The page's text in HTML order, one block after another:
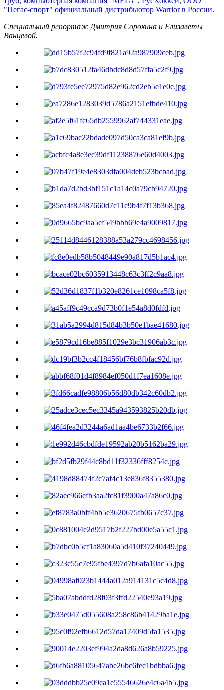
"Пегас-спорт" официальный дистрибьютор Warrior в России.
Специальный репортаж Дмитрия Сорокина и Елизаветы
Ванцевой.